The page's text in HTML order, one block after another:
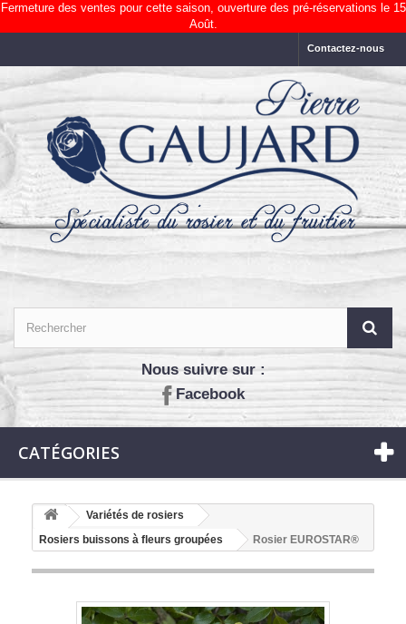
Fermeture des ventes pour cette saison, ouverture des pré-réservations le 15
Août.
Contactez-nous
Nous suivre sur :
Facebook
CATÉGORIES
Variétés de rosiers
Rosiers buissons à fleurs groupées
Rosier EUROSTAR®